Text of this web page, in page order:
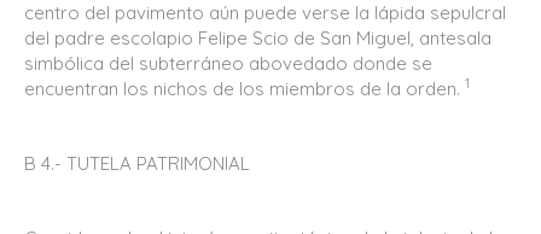
centro del pavimento aún puede verse la lápida sepulcral
del padre escolapio Felipe Scio de San Miguel, antesala
simbólica del subterráneo abovedado donde se
encuentran los nichos de los miembros de la orden. 1
B 4.- TUTELA PATRIMONIAL